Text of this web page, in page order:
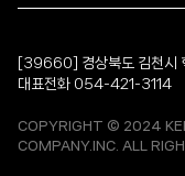
[39660] 경상북도 김천시
대표전화 054-421-3114
COPYRIGHT © 2024
COMPANY.INC. ALL